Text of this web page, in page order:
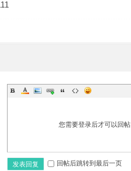
您需要登录后才可以回帖
发表回复 回帖后跳转到最后一页